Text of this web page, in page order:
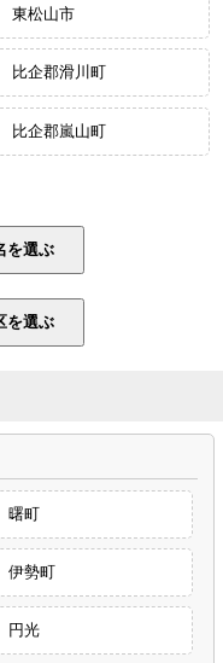
東松山市
比企郡滑川町
比企郡嵐山町
曙町
伊勢町
円光